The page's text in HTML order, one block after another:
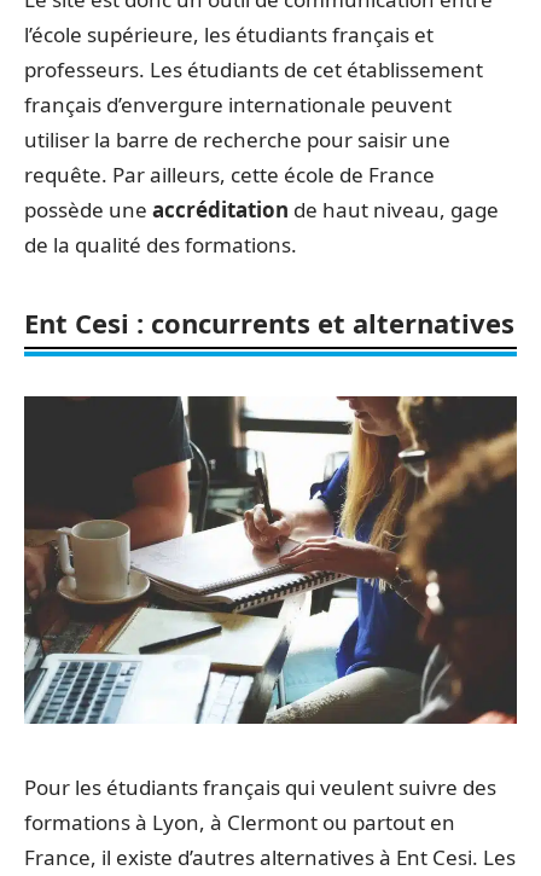
l’école supérieure, les étudiants français et
professeurs. Les étudiants de cet établissement
français d’envergure internationale peuvent
utiliser la barre de recherche pour saisir une
requête. Par ailleurs, cette école de France
possède une accréditation de haut niveau, gage
de la qualité des formations.
Ent Cesi : concurrents et alternatives
Pour les étudiants français qui veulent suivre des
formations à Lyon, à Clermont ou partout en
France, il existe d’autres alternatives à Ent Cesi. Les